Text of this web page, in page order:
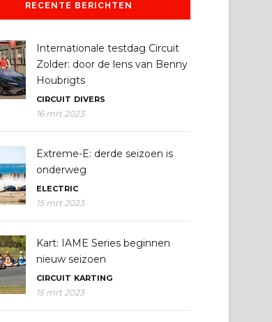
RECENTE BERICHTEN
Internationale testdag Circuit
Zolder: door de lens van Benny
Houbrigts
CIRCUIT DIVERS
16 mrt 2023
Extreme-E: derde seizoen is
onderweg
ELECTRIC
15 mrt 2023
Kart: IAME Series beginnen
nieuw seizoen
CIRCUIT KARTING
15 mrt 2023